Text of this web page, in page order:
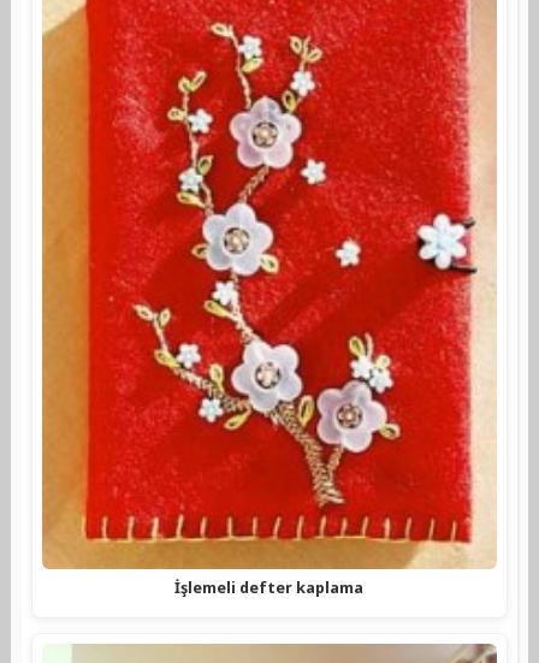
İşlemeli defter kaplama